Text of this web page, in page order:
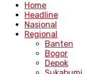
Home
Headline
Nasional
Regional
Banten
Bogor
Depok